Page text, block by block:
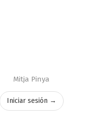
Mitja Pinya
Iniciar sesión →